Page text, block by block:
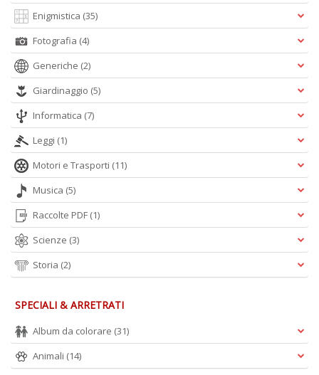
Enigmistica (35)
Fotografia (4)
Generiche (2)
Giardinaggio (5)
Informatica (7)
Leggi (1)
Motori e Trasporti (11)
Musica (5)
Raccolte PDF (1)
Scienze (3)
Storia (2)
SPECIALI & ARRETRATI
Album da colorare (31)
Animali (14)